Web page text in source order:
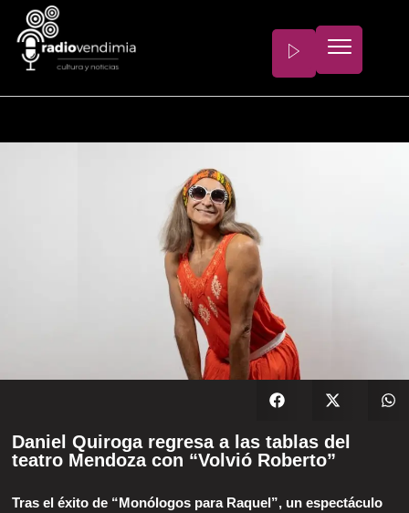
Daniel Quiroga regresa a las tablas del
teatro Mendoza con “Volvió Roberto”
Tras el éxito de “Monólogos para Raquel”, un espectáculo